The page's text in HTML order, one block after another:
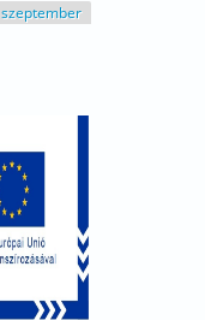
szeptember